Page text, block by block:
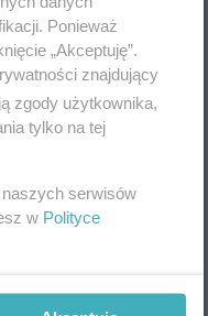
Ponieważ
„Akceptuję”.
znajdujący
zgody użytkownika,
tylko na tej
serwisów
w Polityce